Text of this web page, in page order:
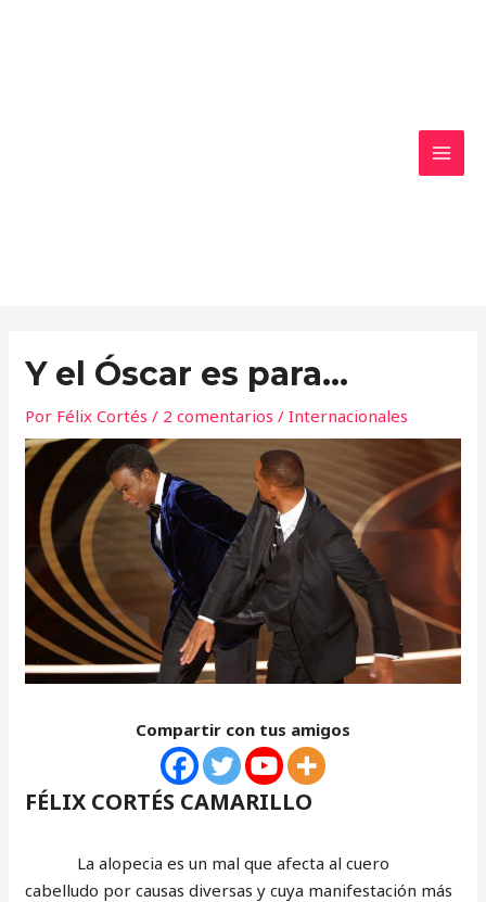
Y el Óscar es para…
Por Félix Cortés/ 2 comentarios /Internacionales
Compartir con tus amigos
FÉLIX CORTÉS CAMARILLO
La alopecia es un mal que afecta al cuero
cabelludo por causas diversas y cuya manifestación más